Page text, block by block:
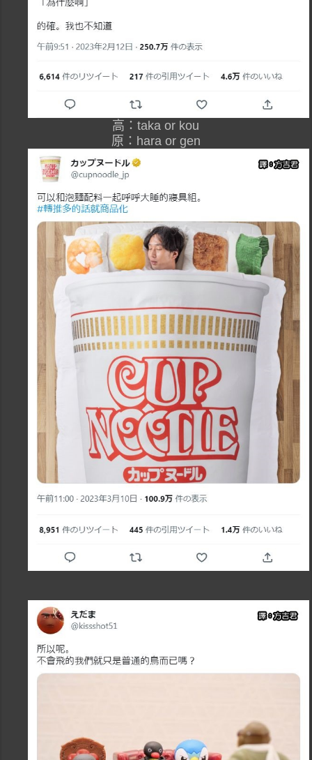
高：taka or kou
原：hara or gen